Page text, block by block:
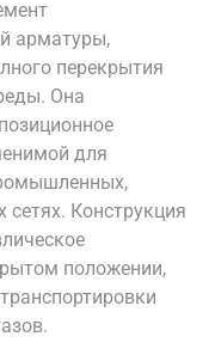
арматуры,
перекрытия
Она
для
Конструкция
положении,